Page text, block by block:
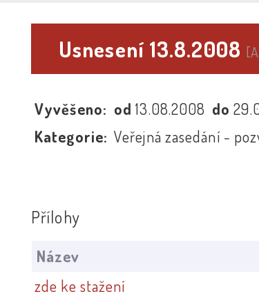
Usnesení 13.8.2008
Vyvěšeno: od13.08.2008 do
Kategorie: Veřejná zasedání -
Přílohy
Název
zde ke stažení